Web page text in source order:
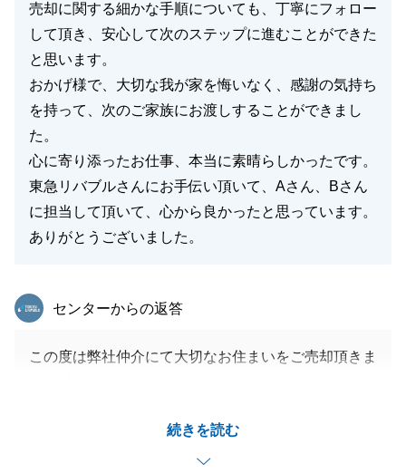
売却に関する細かな手順についても、丁寧にフォロー
して頂き、安心して次のステップに進むことができた
と思います。
おかげ様で、大切な我が家を悔いなく、感謝の気持ち
を持って、次のご家族にお渡しすることができまし
た。
心に寄り添ったお仕事、本当に素晴らしかったです。
東急リバブルさんにお手伝い頂いて、Aさん、Bさん
に担当して頂いて、心から良かったと思っています。
ありがとうございました。
続きを読む
東急リバブル
センターからの返答
この度は弊社仲介にて大切なお住まいをご売却頂きま
賜りましたこと心より感謝申し上げます。
これまで多くのご売却をサポートさせて頂きましたが